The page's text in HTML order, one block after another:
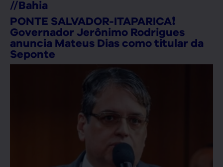
//Bahia
PONTE SALVADOR-ITAPARICA❗
Governador Jerônimo Rodrigues
anuncia Mateus Dias como titular da
Seponte